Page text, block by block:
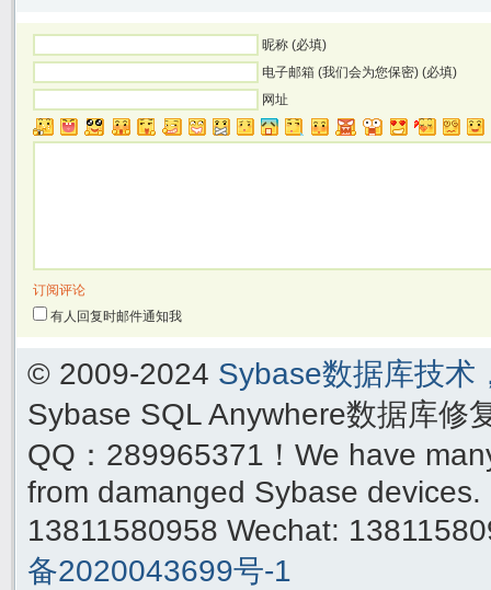
昵称 (必填)
电子邮箱 (我们会为您保密) (必填)
网址
订阅评论
有人回复时邮件通知我
© 2009-2024 Sybase数据库技术
Sybase SQL Anywhere数据库修
QQ：289965371！We have
from damanged Sybase
13811580958 Wechat:
备2020043699号-1